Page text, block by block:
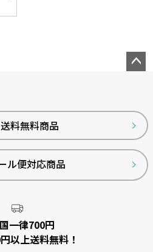
送料無料商品
ル便対応商品
一律700円
以上送料無料！
ップ
へ